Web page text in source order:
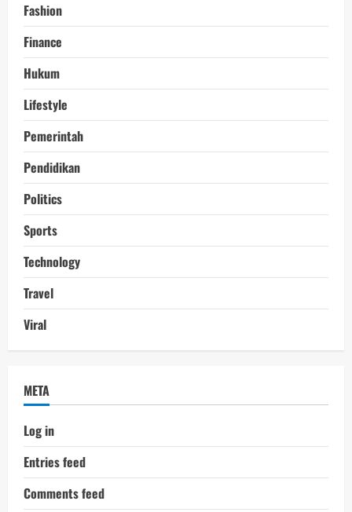
Fashion
Finance
Hukum
Lifestyle
Pemerintah
Pendidikan
Politics
Sports
Technology
Travel
Viral
META
Log in
Entries feed
Comments feed